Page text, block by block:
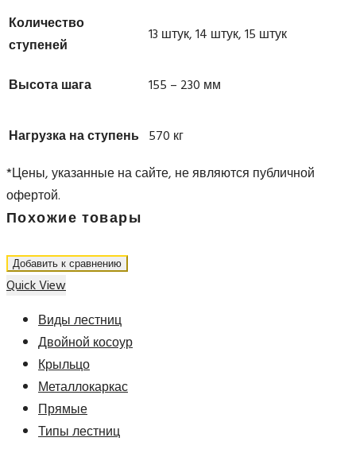
Количество
ступеней
13 штук, 14 штук, 15 штук
Высота шага 155 – 230 мм
Нагрузка на ступень 570 кг
*Цены, указанные на сайте, не являются публичной
офертой.
Похожие товары
Добавить к сравнению
Quick View
Виды лестниц
Двойной косоур
Крыльцо
Металлокаркас
Прямые
Типы лестниц